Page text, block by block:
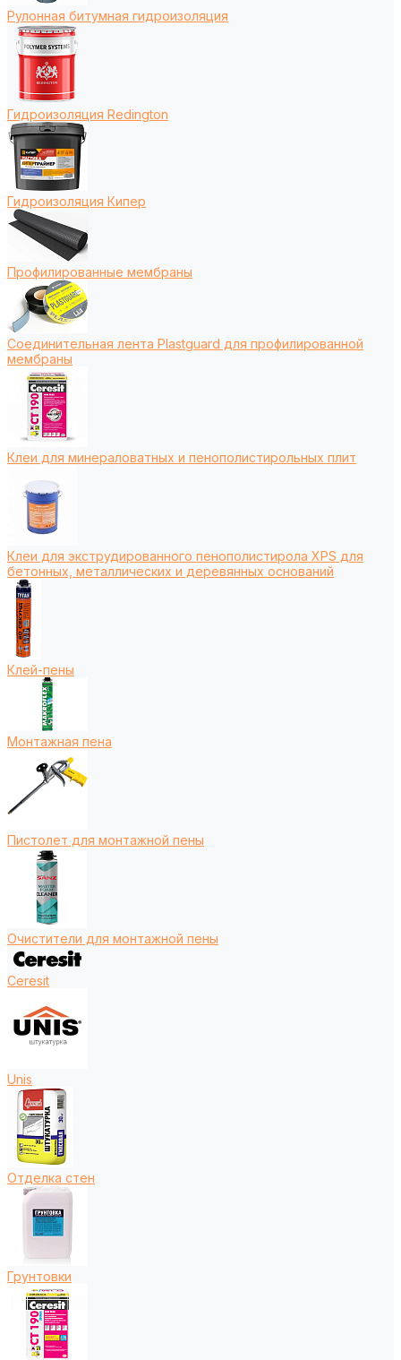
Рулонная битумная гидроизоляция
Гидроизоляция Redington
Гидроизоляция Кипер
Профилированные мембраны
Соединительная лента Plastguard для профилированной
мембраны
Клеи для минераловатных и пенополистирольных плит
Клеи для экструдированного пенополистирола XPS для
бетонных, металлических и деревянных оснований
Клей-пены
Монтажная пена
Пистолет для монтажной пены
Очистители для монтажной пены
Ceresit
Unis
Отделка стен
Грунтовки